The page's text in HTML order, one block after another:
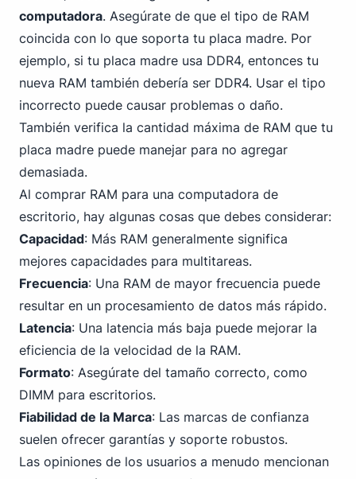
computadora. Asegúrate de que el tipo de RAM
coincida con lo que soporta tu placa madre. Por
ejemplo, si tu placa madre usa DDR4, entonces tu
nueva RAM también debería ser DDR4. Usar el tipo
incorrecto puede causar problemas o daño.
También verifica la cantidad máxima de RAM que tu
placa madre puede manejar para no agregar
demasiada.
Al comprar RAM para una computadora de
escritorio, hay algunas cosas que debes considerar:
Capacidad: Más RAM generalmente significa
mejores capacidades para multitareas.
Frecuencia: Una RAM de mayor frecuencia puede
resultar en un procesamiento de datos más rápido.
Latencia: Una latencia más baja puede mejorar la
eficiencia de la velocidad de la RAM.
Formato: Asegúrate del tamaño correcto, como
DIMM para escritorios.
Fiabilidad de la Marca: Las marcas de confianza
suelen ofrecer garantías y soporte robustos.
Las opiniones de los usuarios a menudo mencionan